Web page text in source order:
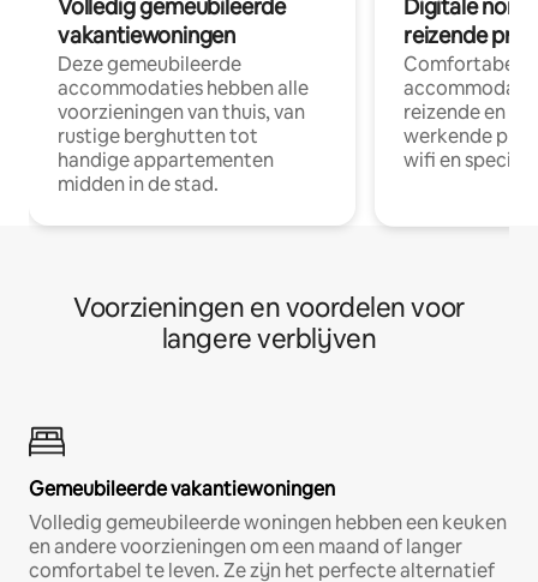
Volledig gemeubileerde
vakantiewoningen
Deze gemeubileerde
accommodaties hebben alle
voorzieningen van thuis, van
rustige berghutten tot
handige appartementen
midden in de stad.
Digitale
reizende
Comfortabele
reizende en
werkende
wifi en
Voorzieningen en voordelen voor
langere verblijven
Gemeubileerde vakantiewoningen
Volledig gemeubileerde woningen hebben een keuken
en andere voorzieningen om een maand of langer
comfortabel te leven. Ze zijn het perfecte alternatief